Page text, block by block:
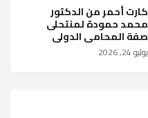
كارت أحمر من الدكتور
محمد حمودة لمنتحلى
صفة المحامى الدولى
يوليو 24, 2026